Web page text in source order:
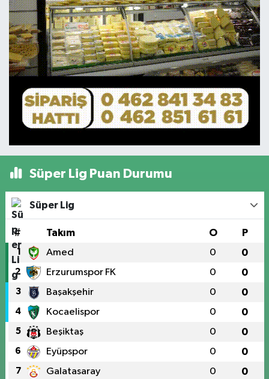
Süper Lig Puan Durumu
Süper Lig
# Takım O P
1 Amed 0 0
2 Erzurumspor FK 0 0
3 Başakşehir 0 0
4 Kocaelispor 0 0
5 Beşiktaş 0 0
6 Eyüpspor 0 0
7 Galatasaray 0 0